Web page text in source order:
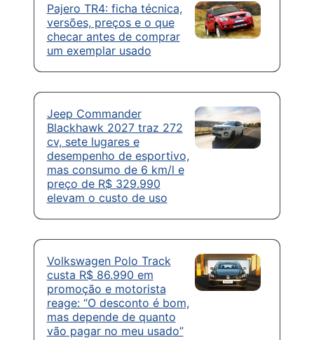
Pajero TR4: ficha técnica,
versões, preços e o que
checar antes de comprar
um exemplar usado
Jeep Commander
Blackhawk 2027 traz 272
cv, sete lugares e
desempenho de esportivo,
mas consumo de 6 km/l e
preço de R$ 329.990
elevam o custo de uso
Volkswagen Polo Track
custa R$ 86.990 em
promoção e motorista
reage: “O desconto é bom,
mas depende de quanto
vão pagar no meu usado”